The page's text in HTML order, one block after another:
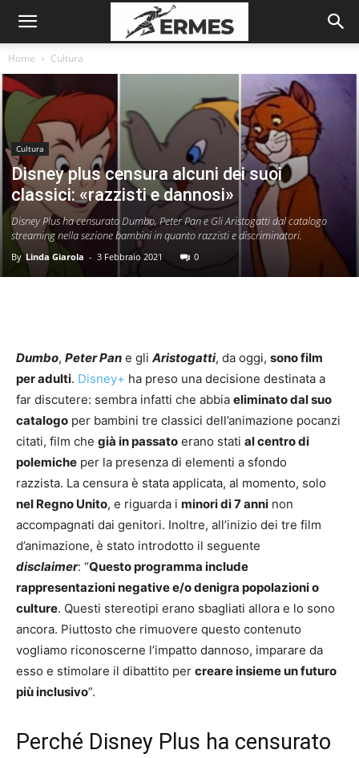
Home Cultura
Cultura
Disney plus censura alcuni dei suoi
classici: «razzisti e dannosi»
Disney Plus ha censurato Dumbo, Peter Pan e Gli Aristogatti dal catalogo
streaming nella sezione bambini in quanto razzisti e discriminatori.
By Linda Giarola - 3 Febbraio 2021 0
Dumbo, Peter Pan e gli Aristogatti, da oggi, sono film
per adulti. Disney+ ha preso una decisione destinata a
far discutere: sembra infatti che abbia eliminato dal suo
catalogo per bambini tre classici dell’animazione pocanzi
citati, film che già in passato erano stati al centro di
polemiche per la presenza di elementi a sfondo
razzista. La censura è stata applicata, al momento, solo
nel Regno Unito, e riguarda i minori di 7 anni non
accompagnati dai genitori. Inoltre, all’inizio dei tre film
d’animazione, è stato introdotto il seguente
disclaimer: “Questo programma include
rappresentazioni negative e/o denigra popolazioni o
culture. Questi stereotipi erano sbagliati allora e lo sono
ancora. Piuttosto che rimuovere questo contenuto
vogliamo riconoscerne l’impatto dannoso, imparare da
esso e stimolare il dibattito per creare insieme un futuro
più inclusivo”.
Perché Disney Plus ha censurato